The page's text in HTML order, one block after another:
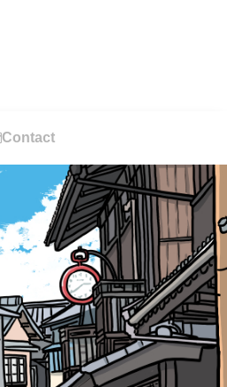
Contact